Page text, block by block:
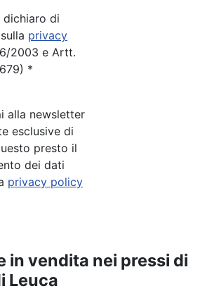
dichiaro di
privacy
2003 e Artt.
*
alla newsletter
esclusive di
presto il
dei dati
privacy policy
vendita nei pressi di
Leuca